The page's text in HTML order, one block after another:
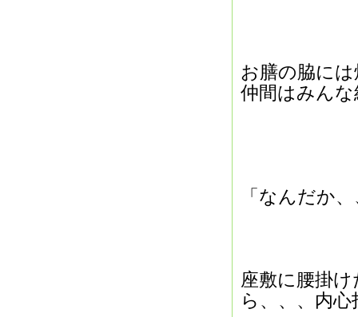
お膳の脇に
仲間はみん
「なんだか
座敷に腰掛
ら、、、内